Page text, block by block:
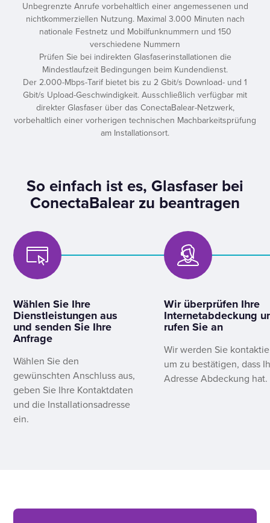
Unbegrenzte Anrufe vorbehaltlich einer angemessenen und
nichtkommerziellen Nutzung. Maximal 3.000 Minuten nach
nationale Festnetz und Mobilfunknummern und 150
verschiedene Nummern
Prüfen Sie bei indirekten Glasfaserinstallationen die
Mindestlaufzeit Bedingungen beim Kundendienst.
Der 2.000-Mbps-Tarif bietet bis zu 2 Gbit/s Download- und 1
Gbit/s Upload-Geschwindigkeit. Ausschließlich verfügbar mit
direkter Glasfaser über das ConectaBalear-Netzwerk,
vorbehaltlich einer vorherigen technischen Machbarkeitsprüfung
am Installationsort.
So einfach ist es, Glasfaser bei
ConectaBalear zu beantragen
Wählen Sie Ihre
Dienstleistungen aus
und senden Sie Ihre
Anfrage
Wählen Sie den
gewünschten Anschluss aus,
geben Sie Ihre Kontaktdaten
und die Installationsadresse
ein.
Wir überprüfen Ihre
Internetabdeckung
rufen Sie an
Wir werden Sie
um zu bestätigen, dass
Adresse Abdeckung hat.